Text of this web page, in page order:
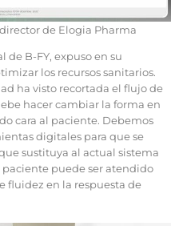
de Elogia Pharma
de B-FY, expuso en su
los recursos sanitarios.
ha visto recortada el flujo de
hacer cambiar la forma en
cara al paciente. Debemos
digitales para que se
sustituya al actual sistema
paciente puede ser atendido
fluidez en la respuesta de